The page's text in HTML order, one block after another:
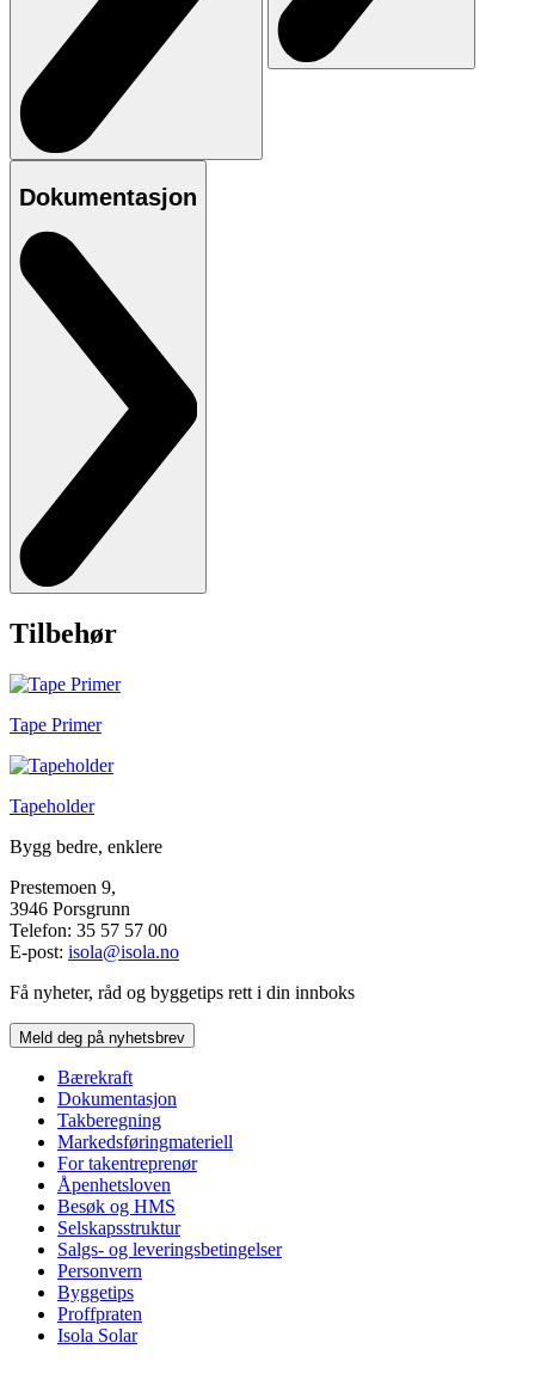
Dokumentasjon
Tilbehør
Tape Primer
Tapeholder
Bygg bedre, enklere
Prestemoen 9,
3946 Porsgrunn
Telefon: 35 57 57 00
E-post: isola@isola.no
Få nyheter, råd og byggetips rett i din innboks
Meld deg på nyhetsbrev
Bærekraft
Dokumentasjon
Takberegning
Markedsføringmateriell
For takentreprenør
Åpenhetsloven
Besøk og HMS
Selskapsstruktur
Salgs- og leveringsbetingelser
Personvern
Byggetips
Proffpraten
Isola Solar